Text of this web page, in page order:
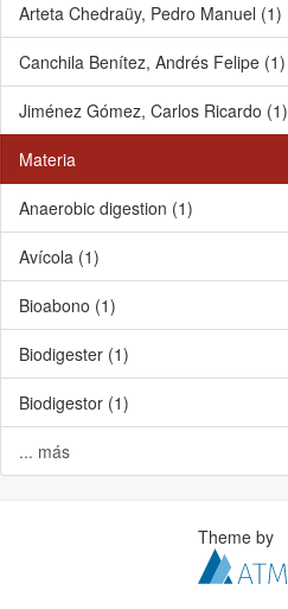
Arteta Chedraüy, Pedro Manuel (1)
Canchila Benítez, Andrés Felipe (1)
Jiménez Gómez, Carlos Ricardo (1)
Materia
Anaerobic digestion (1)
Avícola (1)
Bioabono (1)
Biodigester (1)
Biodigestor (1)
... más
Theme by